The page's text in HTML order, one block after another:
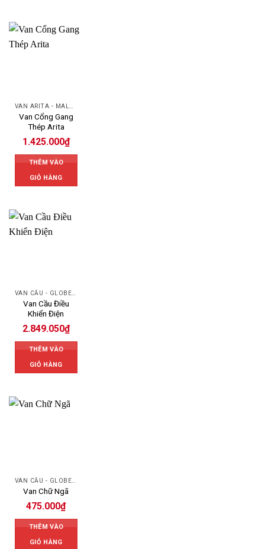
VAN ARITA - MALAYSIA
Van Cổng Gang
Thép Arita
1.425.000₫
THÊM VÀO
GIỎ HÀNG
VAN CẦU - GLOBE VALVE
Van Cầu Điều
Khiển Điện
2.849.050₫
THÊM VÀO
GIỎ HÀNG
Van Chữ Ngã
475.000₫
THÊM VÀO
GIỎ HÀNG